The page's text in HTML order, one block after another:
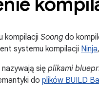
kompilacji Soong do
systemu kompilacji Ninja
nazywają się plikami
do plików BUILD